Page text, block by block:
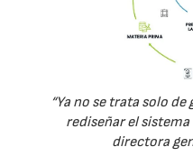
“Ya no se trata solo
rediseñar el sistema
directora